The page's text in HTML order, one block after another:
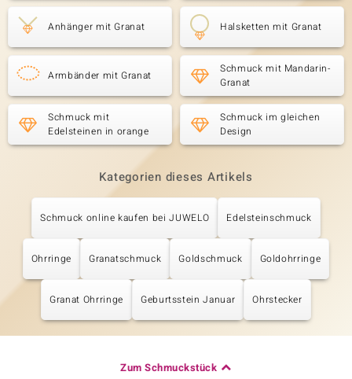
Anhänger mit Granat Halsketten mit Granat
Armbänder mit Granat
Schmuck mit Mandarin-
Granat
Schmuck mit
Edelsteinen in orange
Schmuck im gleichen
Design
Kategorien dieses Artikels
Schmuck online kaufen bei JUWELO Edelsteinschmuck
Ohrringe Granatschmuck Goldschmuck Goldohrringe
Granat Ohrringe Geburtsstein Januar Ohrstecker
Zum Schmuckstück